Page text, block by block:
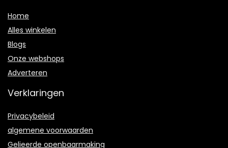
Home
Alles winkelen
Blogs
Onze webshops
Adverteren
Verklaringen
Privacybeleid
algemene voorwaarden
Gelieerde openbaarmaking